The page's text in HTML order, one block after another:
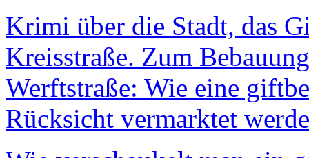
Krimi über die Stadt, das
Kreisstraße. Zum
Werftstraße: Wie eine
Rücksicht vermarktet